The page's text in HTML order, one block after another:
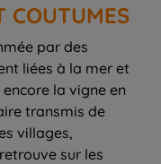
COUTUMES
par des
liées à la mer et
la vigne en
transmis de
villages,
sur les